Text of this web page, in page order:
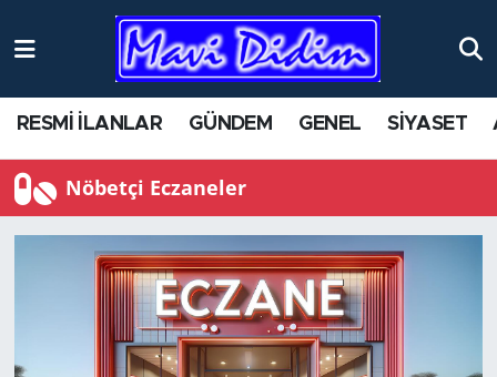
RESMİ İLANLAR GÜNDEM GENEL SİYASET
Nöbetçi Eczaneler